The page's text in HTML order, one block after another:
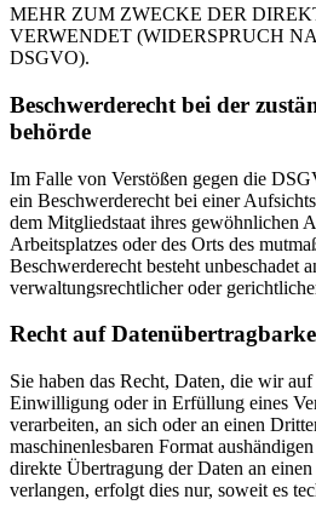
MEHR ZUM ZWECKE DER
VERWENDET (WIDERSPRUCH
DSGVO).
Beschwerde­recht bei der
behörde
Im Falle von Verstößen gegen die
ein Beschwerderecht bei einer
dem Mitgliedstaat ihres gewöhnlichen
Arbeitsplatzes oder des Orts des
Beschwerderecht besteht unbeschadet
verwaltungsrechtlicher oder
Recht auf
Sie haben das Recht, Daten, die wir
Einwilligung oder in Erfüllung eines
verarbeiten, an sich oder an einen
maschinenlesbaren Format
direkte Übertragung der Daten an
verlangen, erfolgt dies nur, soweit es